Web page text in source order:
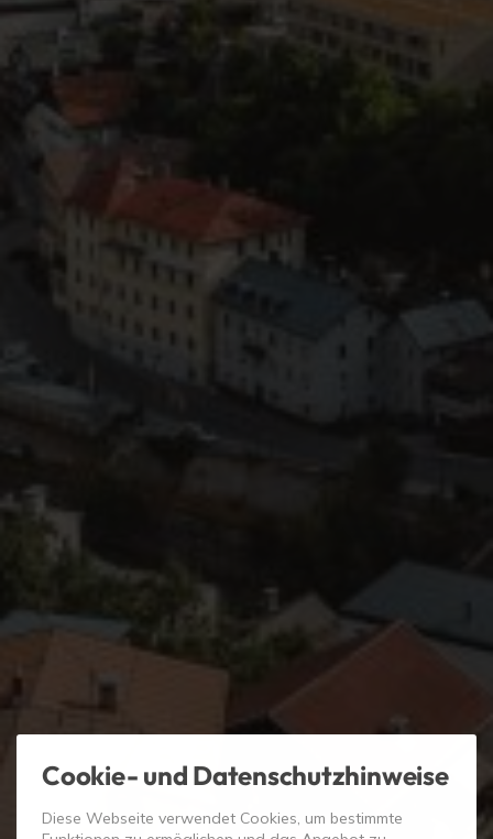
Cookie- und Datenschutzhinweise
Diese Webseite verwendet Cookies, um bestimmte